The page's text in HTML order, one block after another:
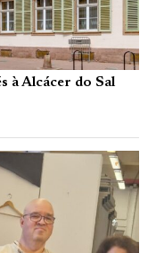
à Alcácer do Sal